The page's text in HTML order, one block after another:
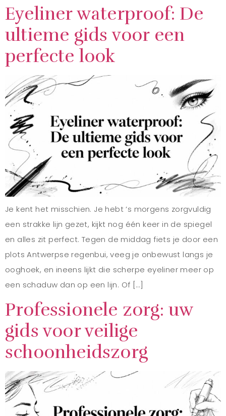
Eyeliner waterproof: De
ultieme gids voor een
perfecte look
Je kent het misschien. Je hebt ’s morgens zorgvuldig
een strakke lijn gezet, kijkt nog één keer in de spiegel
en alles zit perfect. Tegen de middag fiets je door een
plots Antwerpse regenbui, veeg je onbewust langs je
ooghoek, en ineens lijkt die scherpe eyeliner meer op
een schaduw dan op een lijn. Of […]
Professionele zorg: uw
gids voor veilige
schoonheidszorg